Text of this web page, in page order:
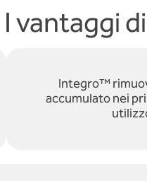
I vantaggi
Integro™
accumulato nei